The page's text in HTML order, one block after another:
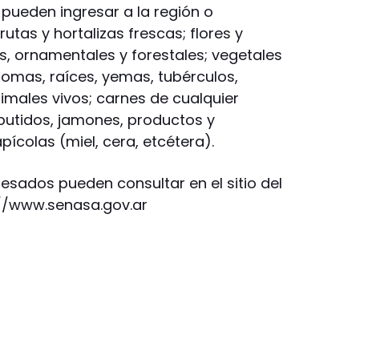
ingresar a la región o
y hortalizas frescas; flores y
ornamentales y forestales; vegetales
raíces, yemas, tubérculos,
vivos; carnes de cualquier
jamones, productos y
(miel, cera, etcétera).
pueden consultar en el sitio del
www.senasa.gov.ar